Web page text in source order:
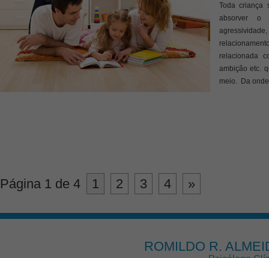
Toda criança
absorver o
relacionada
ambição etc.
meio. Da
Página 1 de 4 1 2 3 4 »
ROMILDO R.